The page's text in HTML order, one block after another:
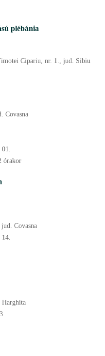
plébánia
Cipariu, nr. 1., jud. Sibiu
Covasna
01.
órakor
Covasna
14.